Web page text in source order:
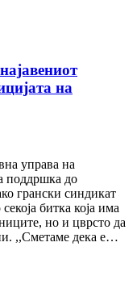
на
управа на
поддршка до
грански синдикат
битка која има
но и цврсто да
,,Сметаме дека е…